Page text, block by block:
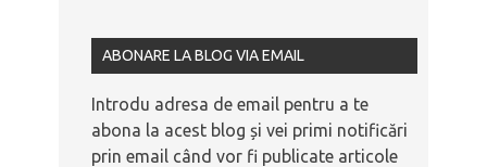
ABONARE LA BLOG VIA EMAIL
Introdu adresa de email pentru a te
abona la acest blog și vei primi notificări
prin email când vor fi publicate articole